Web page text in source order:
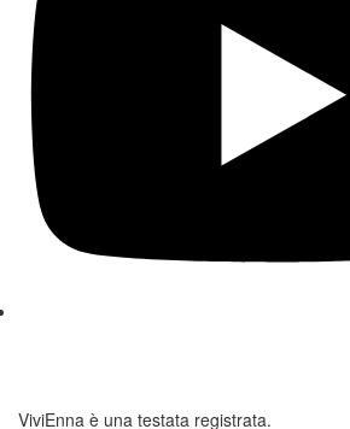
ViviEnna è una testata registrata.